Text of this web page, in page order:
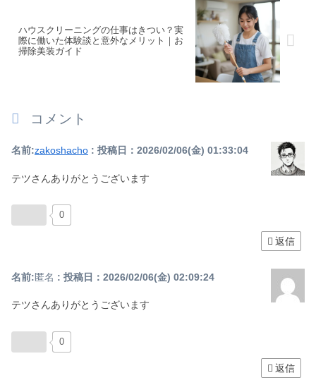
ハウスクリーニングの仕事はきつい？実
際に働いた体験談と意外なメリット｜お
掃除美装ガイド
コメント
名前:zakoshacho : 投稿日：2026/02/06(金) 01:33:04
テツさんありがとうございます
0
返信
名前:匿名 : 投稿日：2026/02/06(金) 02:09:24
テツさんありがとうございます
0
返信